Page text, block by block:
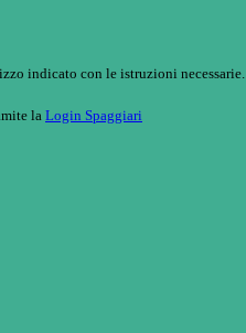
indicato con le istruzioni necessarie.
la Login Spaggiari